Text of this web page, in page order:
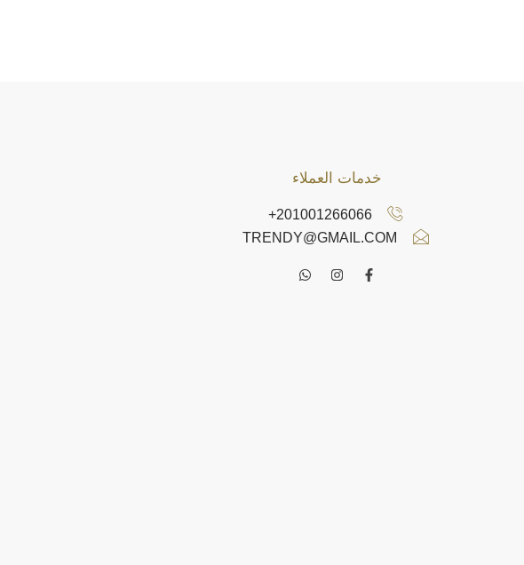
خدمات العملاء
201001266066+
TRENDY@GMAIL.COM